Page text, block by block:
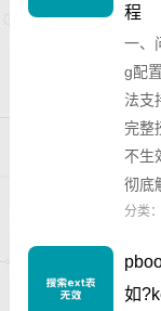
程
一、
g配
法支
完整
不生
彻底
分类：
如